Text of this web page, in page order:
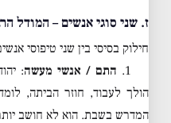
ז. שני סוגי אנשים – המודל
חילוק בסיסי בין שני טיפוסי
1. התם / אנשי מעשה:
הולך לעבוד, חוזר הביתה,
המדרש בשבת. הוא לא חושב